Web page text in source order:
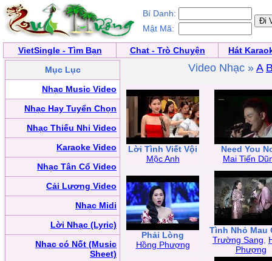
Bí Danh:
Mật Mã:
VietSingle - Tìm Bạn Chat - Trò Chuyện
Hát
Mục Lục
Nhạc Music Video
Nhạc Hay Tuyển Chọn
Nhạc Thiếu Nhi Video
Karaoke Video
Nhạc Tân Cổ Video
Cải Lương Video
Nhạc Midi
Lời Nhạc (Lyric)
Nhạc có Nốt (Music
Sheet)
Video Nhạc » A
Lời Tình Viết Vội
Mộc Anh
Need You
Mai Tiến
Phải Lòng
Hồng Phượng
Tình Nhỏ Mau
Trường Sang
Phượng